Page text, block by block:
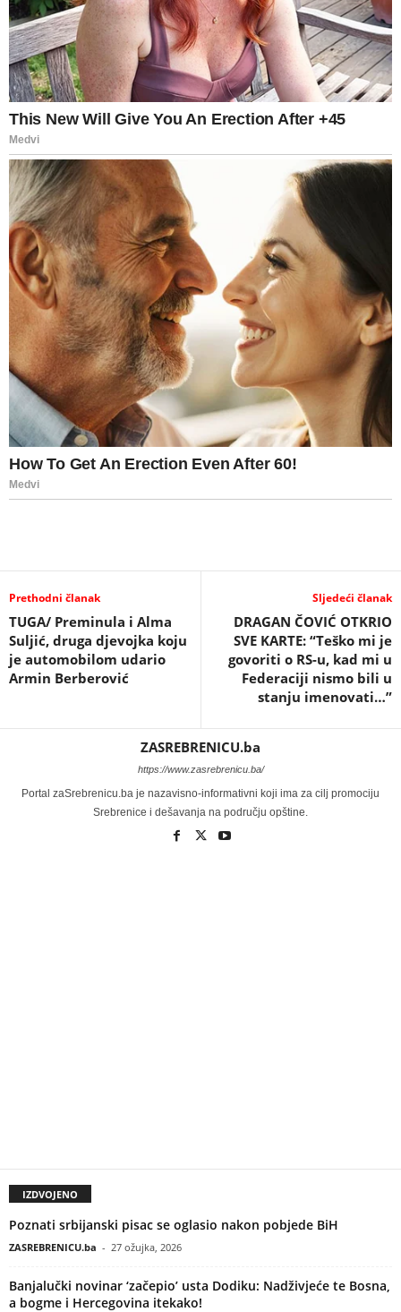
Prethodni članak
TUGA/ Preminula i Alma
Suljić, druga djevojka koju
je automobilom udario
Armin Berberović
Sljedeći članak
DRAGAN ČOVIĆ OTKRIO
SVE KARTE: “Teško mi je
govoriti o RS-u, kad mi u
Federaciji nismo bili u
stanju imenovati…”
ZASREBRENICU.ba
https://www.zasrebrenicu.ba/
Portal zaSrebrenicu.ba je nazavisno-informativni koji ima za cilj promociju
Srebrenice i dešavanja na području opštine.
IZDVOJENO
Poznati srbijanski pisac se oglasio nakon pobjede BiH
ZASREBRENICU.ba - 27 ožujka, 2026
Banjalučki novinar ‘začepio’ usta Dodiku: Nadživjeće te Bosna,
a bogme i Hercegovina itekako!